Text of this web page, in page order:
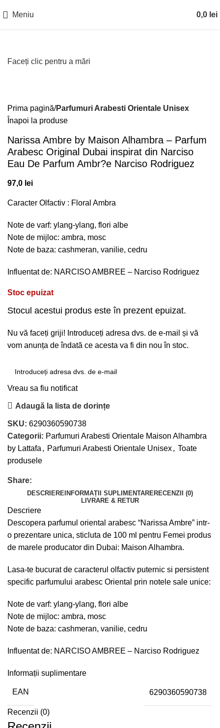
Meniu 0,0 lei
Faceți clic pentru a mări
Prima pagină Parfumuri Arabesti Orientale Unisex
Înapoi la produse
Narissa Ambre by Maison Alhambra – Parfum
Arabesc Original Dubai inspirat din Narciso
Eau De Parfum Ambr?e Narciso Rodriguez
97,0 lei
Caracter Olfactiv : Floral Ambra
Note de varf: ylang-ylang, flori albe
Note de mijloc: ambra, mosc
Note de baza: cashmeran, vanilie, cedru
Influentat de: NARCISO AMBREE – Narciso Rodriguez
Stoc epuizat
Stocul acestui produs este în prezent epuizat.
Nu vă faceți griji! Introduceți adresa dvs. de e-mail și vă
vom anunța de îndată ce acesta va fi din nou în stoc.
Vreau sa fiu notificat
Adaugă la lista de dorințe
SKU: 6290360590738
Categorii: Parfumuri Arabesti Orientale Maison Alhambra
by Lattafa , Parfumuri Arabesti Orientale Unisex, Toate
produsele
Share:
DESCRIERE INFORMAȚII SUPLIMENTARERECENZII (0)
LIVRARE & RETUR
Descriere
Descopera parfumul oriental arabesc “Narissa Ambre” intr-
o prezentare unica, sticluta de 100 ml pentru Femei produs
de marele producator din Dubai: Maison Alhambra.
Lasa-te bucurat de caracterul olfactiv puternic si persistent
specific parfumului arabesc Oriental prin notele sale unice:
Note de varf: ylang-ylang, flori albe
Note de mijloc: ambra, mosc
Note de baza: cashmeran, vanilie, cedru
Influentat de: NARCISO AMBREE – Narciso Rodriguez
Informații suplimentare
EAN 6290360590738
Recenzii (0)